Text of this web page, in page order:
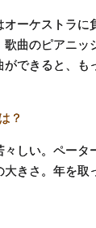
ーケストラに
曲のピアニ
できると、
？
しい。ペータ
きさ。年を取